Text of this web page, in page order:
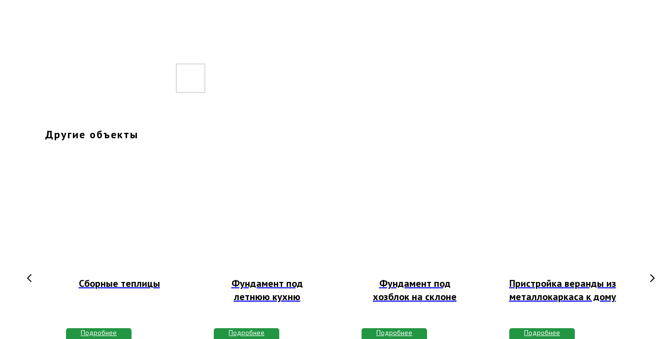
Другие объекты
Сборные теплицы
Подробнее
Фундамент под
летнюю кухню
Подробнее
Фундамент под
хозблок на склоне
Подробнее
Пристройка веранды из
металлокаркаса к дому
Подробнее